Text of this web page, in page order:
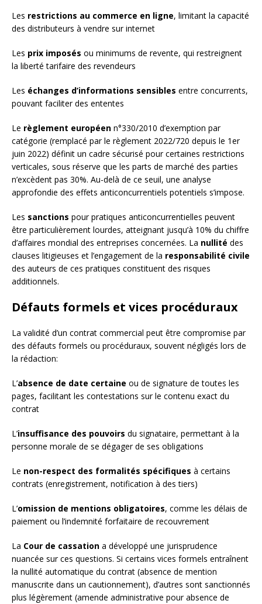
Les restrictions au commerce en ligne, limitant la capacité
des distributeurs à vendre sur internet
Les prix imposés ou minimums de revente, qui restreignent
la liberté tarifaire des revendeurs
Les échanges d’informations sensibles entre concurrents,
pouvant faciliter des ententes
Le règlement européen n°330/2010 d’exemption par
catégorie (remplacé par le règlement 2022/720 depuis le 1er
juin 2022) définit un cadre sécurisé pour certaines restrictions
verticales, sous réserve que les parts de marché des parties
n’excèdent pas 30%. Au-delà de ce seuil, une analyse
approfondie des effets anticoncurrentiels potentiels s’impose.
Les sanctions pour pratiques anticoncurrentielles peuvent
être particulièrement lourdes, atteignant jusqu’à 10% du chiffre
d’affaires mondial des entreprises concernées. La nullité des
clauses litigieuses et l’engagement de la responsabilité civile
des auteurs de ces pratiques constituent des risques
additionnels.
Défauts formels et vices procéduraux
La validité d’un contrat commercial peut être compromise par
des défauts formels ou procéduraux, souvent négligés lors de
la rédaction:
L’absence de date certaine ou de signature de toutes les
pages, facilitant les contestations sur le contenu exact du
contrat
L’insuffisance des pouvoirs du signataire, permettant à la
personne morale de se dégager de ses obligations
Le non-respect des formalités spécifiques à certains
contrats (enregistrement, notification à des tiers)
L’omission de mentions obligatoires, comme les délais de
paiement ou l’indemnité forfaitaire de recouvrement
La Cour de cassation a développé une jurisprudence
nuancée sur ces questions. Si certains vices formels entraînent
la nullité automatique du contrat (absence de mention
manuscrite dans un cautionnement), d’autres sont sanctionnés
plus légèrement (amende administrative pour absence de